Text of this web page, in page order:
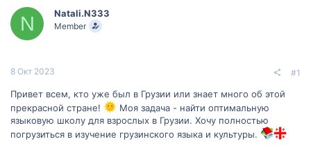
т
м
ы
ч
а
N Natali.N333
Member
8 Окт 2023 #1
Привет всем, кто уже был в Грузии или знает много об этой
прекрасной стране!
Моя задача - найти оптимальную
языковую школу для взрослых в Грузии. Хочу полностью
погрузиться в изучение грузинского языка и культуры.